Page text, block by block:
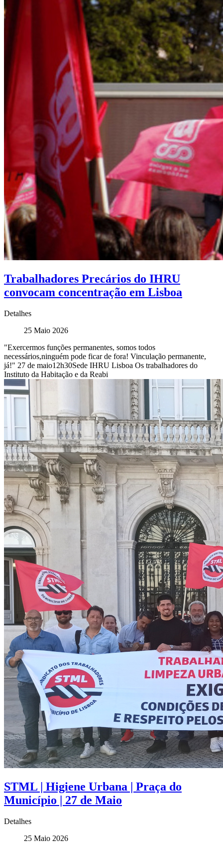
Trabalhadores Precários do IHRU
convocam concentração em Lisboa
Detalhes
25 Maio 2026
"Exercermos funções permanentes, somos todos
necessários,ninguém pode ficar de fora! Vinculação permanente,
já!" 27 de maio12h30Sede IHRU Lisboa Os trabalhadores do
Instituto da Habitação e da Reabi
STML | Higiene Urbana | Praça do
Município | 27 de Maio
Detalhes
25 Maio 2026